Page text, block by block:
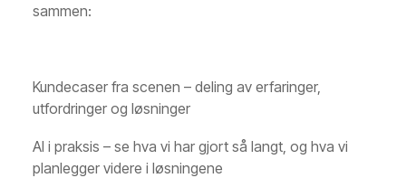
sammen:
Kundecaser fra scenen – deling av erfaringer,
utfordringer og løsninger
AI i praksis – se hva vi har gjort så langt, og hva vi
planlegger videre i løsningene